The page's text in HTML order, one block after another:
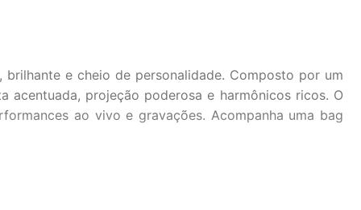
e cheio de personalidade. Composto por um
acentuada, projeção poderosa e harmônicos ricos. O
ao vivo e gravações. Acompanha uma bag